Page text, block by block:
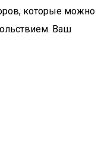
которые можно
Ваш